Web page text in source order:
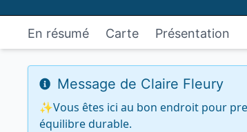
En résumé Carte Présentation
Message de Claire Fleury
✨Vous êtes ici au bon endroit pour
équilibre durable.